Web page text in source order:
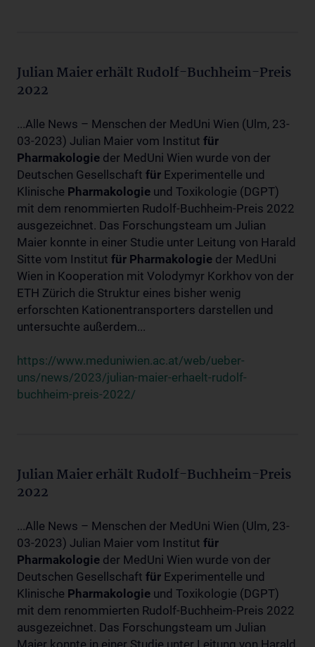
Julian Maier erhält Rudolf-Buchheim-Preis
2022
...Alle News – Menschen der MedUni Wien (Ulm, 23-
03-2023) Julian Maier vom Institut für
Pharmakologie der MedUni Wien wurde von der
Deutschen Gesellschaft für Experimentelle und
Klinische Pharmakologie und Toxikologie (DGPT)
mit dem renommierten Rudolf-Buchheim-Preis 2022
ausgezeichnet. Das Forschungsteam um Julian
Maier konnte in einer Studie unter Leitung von Harald
Sitte vom Institut für Pharmakologie der MedUni
Wien in Kooperation mit Volodymyr Korkhov von der
ETH Zürich die Struktur eines bisher wenig
erforschten Kationentransporters darstellen und
untersuchte außerdem...
https://www.meduniwien.ac.at/web/ueber-
uns/news/2023/julian-maier-erhaelt-rudolf-
buchheim-preis-2022/
Julian Maier erhält Rudolf-Buchheim-Preis
2022
...Alle News – Menschen der MedUni Wien (Ulm, 23-
03-2023) Julian Maier vom Institut für
Pharmakologie der MedUni Wien wurde von der
Deutschen Gesellschaft für Experimentelle und
Klinische Pharmakologie und Toxikologie (DGPT)
mit dem renommierten Rudolf-Buchheim-Preis 2022
ausgezeichnet. Das Forschungsteam um Julian
Maier konnte in einer Studie unter Leitung von Harald